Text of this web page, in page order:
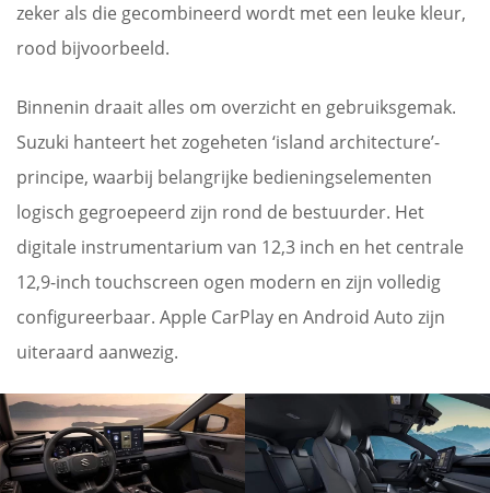
zeker als die gecombineerd wordt met een leuke kleur,
rood bijvoorbeeld.
Binnenin draait alles om overzicht en gebruiksgemak.
Suzuki hanteert het zogeheten ‘island architecture’-
principe, waarbij belangrijke bedieningselementen
logisch gegroepeerd zijn rond de bestuurder. Het
digitale instrumentarium van 12,3 inch en het centrale
12,9-inch touchscreen ogen modern en zijn volledig
configureerbaar. Apple CarPlay en Android Auto zijn
uiteraard aanwezig.